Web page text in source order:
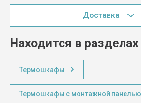
Доставка
Находится в разделах
Термошкафы
Термошкафы с монтажной панелью